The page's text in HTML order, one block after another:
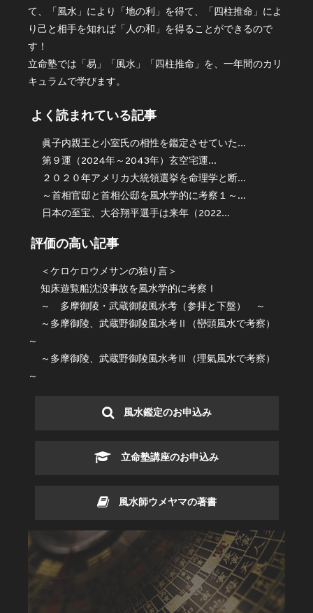
て、「風水」により「地の利」を得て、「四柱推命」によ
り己と相手を知れば「人の和」を得ることができるので
す！
立命塾では「易」「風水」「四柱推命」を、一年間のカリ
キュラムで学びます。
よく読まれている記事
眞子内親王と小室氏の相性を鑑定させていた...
第９運（2024年～2043年）玄空宅運...
２０２０年アメリカ大統領選挙を命理学と断...
～首相官邸と首相公邸を風水学的に考察１～...
日本の至宝、大谷翔平選手は来年（2022...
評価の高い記事
＜ケロケロウメサンの独り言＞
知床遊覧船沈没事故を風水学的に考察Ⅰ
～ 多摩御陵・武蔵御陵風水考（参拝と下盤） ～
～多摩御陵、武蔵野御陵風水考Ⅱ（巒頭風水で考察）
～
～多摩御陵、武蔵野御陵風水考Ⅲ（理氣風水で考察）
～
風水鑑定のお申込み
立命塾講座のお申込み
風水師ウメヤマの著書